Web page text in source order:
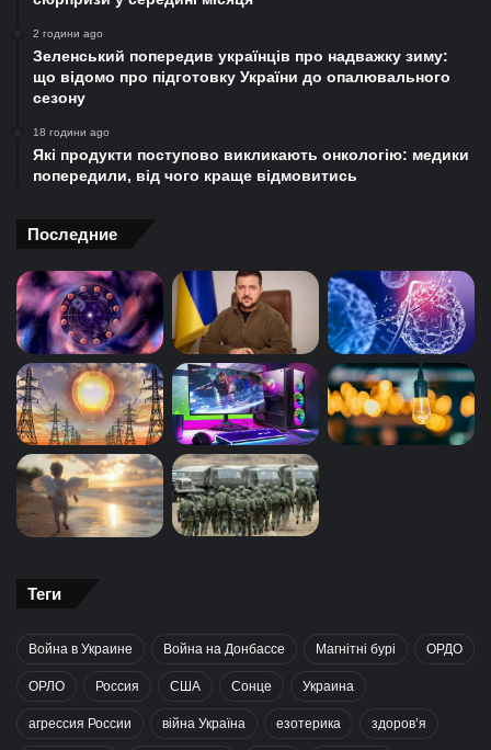
2 години ago
Зеленський попередив українців про надважку зиму:
що відомо про підготовку України до опалювального
сезону
18 години ago
Які продукти поступово викликають онкологію: медики
попередили, від чого краще відмовитись
Последние
Теги
Война в Украине Война на Донбассе Магнітні бурі ОРДО
ОРЛО Россия США Сонце Украина
агрессия России війна Україна езотерика здоров’я